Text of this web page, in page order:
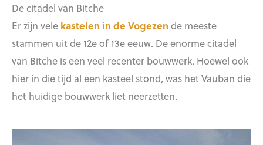
De citadel van Bitche
Er zijn vele kastelen in de Vogezen de meeste
stammen uit de 12e of 13e eeuw. De enorme citadel
van Bitche is een veel recenter bouwwerk. Hoewel ook
hier in die tijd al een kasteel stond, was het Vauban die
het huidige bouwwerk liet neerzetten.